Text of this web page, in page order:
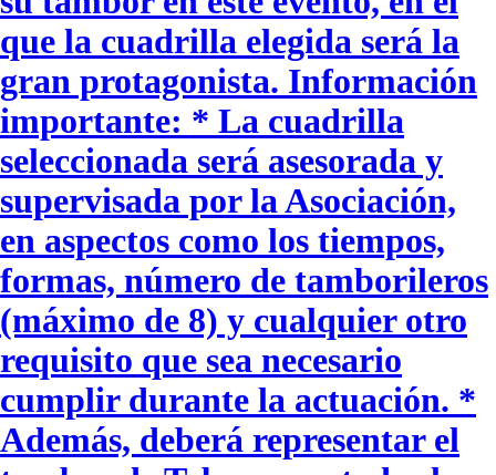
que la cuadrilla elegida será la
gran protagonista. Información
importante: * La cuadrilla
seleccionada será asesorada y
supervisada por la Asociación,
en aspectos como los tiempos,
formas, número de tamborileros
(máximo de 8) y cualquier otro
requisito que sea necesario
cumplir durante la actuación. *
Además, deberá representar el